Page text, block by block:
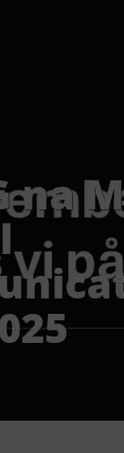
na